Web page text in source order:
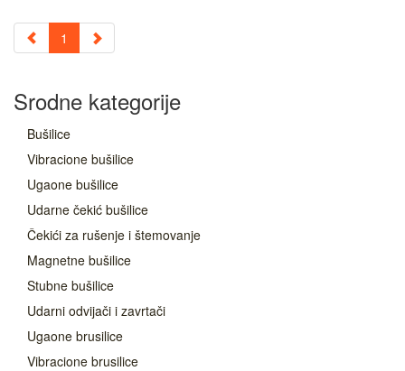
1
Srodne kategorije
Bušilice
Vibracione bušilice
Ugaone bušilice
Udarne čekić bušilice
Čekići za rušenje i štemovanje
Magnetne bušilice
Stubne bušilice
Udarni odvijači i zavrtači
Ugaone brusilice
Vibracione brusilice